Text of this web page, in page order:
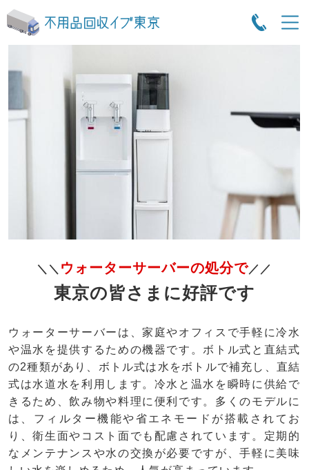
＼＼ ウォーターサーバーの処分で／／
東京の皆さまに好評です
ウォーターサーバーは、家庭やオフィスで手軽に冷水
や温水を提供するための機器です。ボトル式と直結式
の2種類があり、ボトル式は水をボトルで補充し、直結
式は水道水を利用します。冷水と温水を瞬時に供給で
きるため、飲み物や料理に便利です。多くのモデルに
は、フィルター機能や省エネモードが搭載されてお
り、衛生面やコスト面でも配慮されています。定期的
なメンテナンスや水の交換が必要ですが、手軽に美味